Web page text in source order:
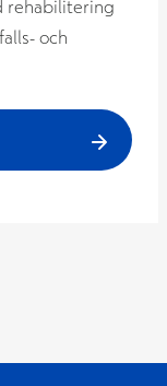
rehabilitering
och